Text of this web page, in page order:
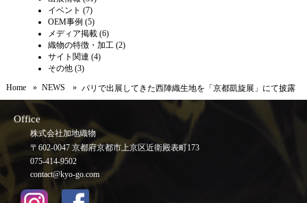
イベント (7)
OEM事例 (5)
メディア掲載 (6)
織物の特徴・加工 (2)
サイト関連 (4)
その他 (3)
Home
NEWS パリで出展してきた西陣織生地を「京都凱旋展」にて披露
Office
株式会社加地織物
〒602-0047 京都府京都市上京区近衛殿表町173
075-414-9502
contact@kyo-go.com